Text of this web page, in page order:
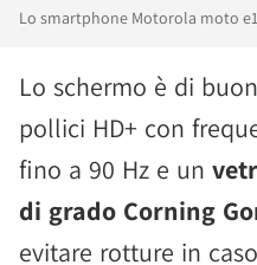
Lo smartphone Motorola moto
Lo schermo è di
pollici HD+ con
fino a 90 Hz e un
di grado Corning
evitare rotture in